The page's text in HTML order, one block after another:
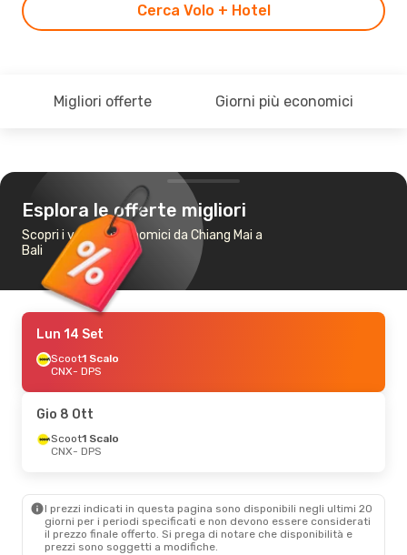
Cerca Volo + Hotel
Migliori offerte Giorni più economici
Esplora le offerte migliori
Scopri i voli più economici da Chiang Mai a
Bali
Lun 14 Set
Scoot1 Scalo
CNX- DPS
Gio 8 Ott
Scoot1 Scalo
CNX- DPS
I prezzi indicati in questa pagina sono disponibili negli ultimi 20
giorni per i periodi specificati e non devono essere considerati
il ​​prezzo finale offerto. Si prega di notare che disponibilità e
prezzi sono soggetti a modifiche.